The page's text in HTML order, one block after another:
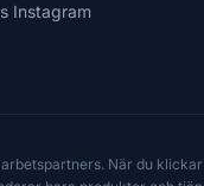
Instagram
När du